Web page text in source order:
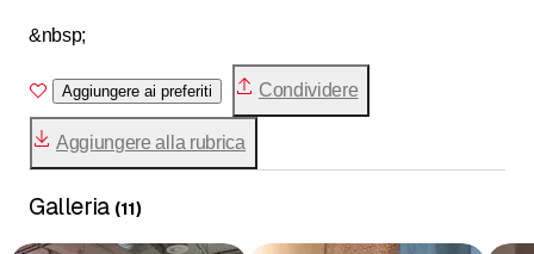
&nbsp;
Aggiungere ai preferiti Condividere
Aggiungere alla rubrica
Galleria (11)